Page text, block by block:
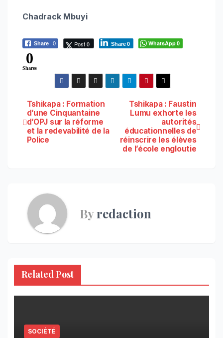
Chadrack Mbuyi
Share 0 Post 0 Share0 WhatsApp0
0
Shares
Navigation
de
Tshikapa : Faustin
Lumu exhorte les
autorités
éducationnelles de
réinscrire les élèves
de l’école engloutie
Tshikapa : Formation
d’une Cinquantaine
d’OPJ sur la réforme
et la redevabilité de la
Police
Byredaction
Related Post
SOCIÉTÉ